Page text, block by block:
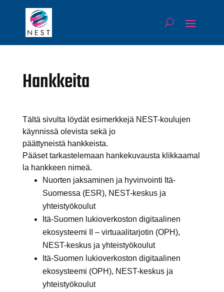
Hankkeita
Tältä sivulta löydät esimerkkejä NEST-koulujen
käynnissä olevista sekä jo
päättyneistä hankkeista.
Pääset tarkastelemaan hankekuvausta klikkaamal
la hankkeen nimeä.
Nuorten jaksaminen ja hyvinvointi Itä-
Suomessa (ESR), NEST-keskus ja
yhteistyökoulut
Itä-Suomen lukioverkoston digitaalinen
ekosysteemi II – virtuaalitarjotin (OPH),
NEST-keskus ja yhteistyökoulut
Itä-Suomen lukioverkoston digitaalinen
ekosysteemi (OPH), NEST-keskus ja
yhteistyökoulut